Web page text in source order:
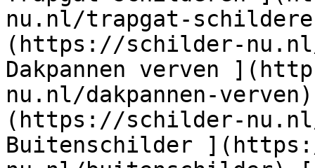
nu.nl/trapgat-
(https://schilder-
Dakpannen verven
nu.nl/dakpannen-
(https://schilder-
Buitenschilder